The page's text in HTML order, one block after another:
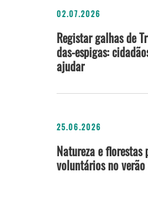
02.07.2026
Registar galhas de
das-espigas:
ajudar
25.06.2026
Natureza e florestas
voluntários no